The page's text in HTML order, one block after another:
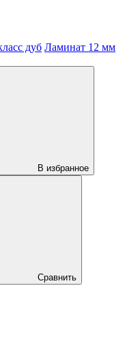
дуб Ламинат 12 мм
В избранное
Сравнить